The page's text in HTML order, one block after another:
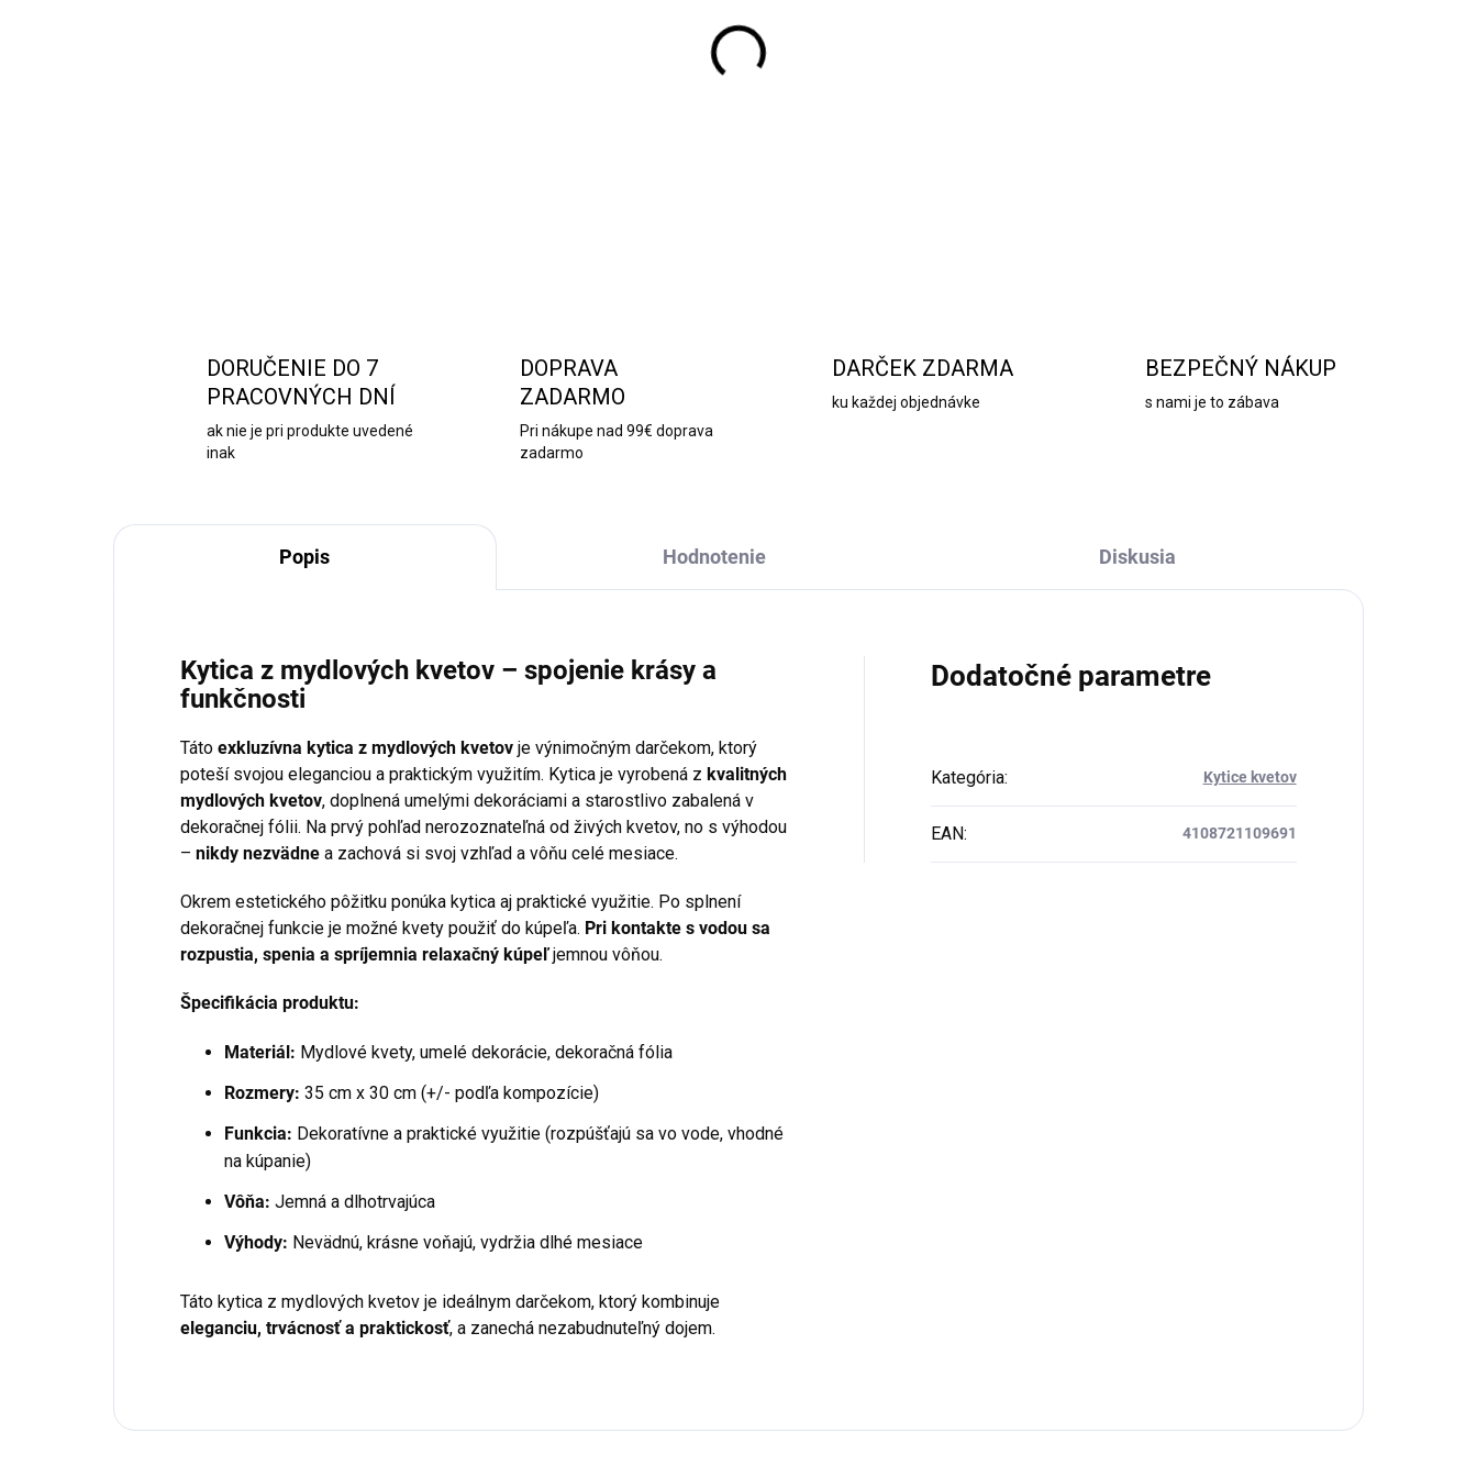
DORUČENIE DO 7
PRACOVNÝCH DNÍ
ak nie je pri produkte uvedené
inak
DOPRAVA
ZADARMO
Pri nákupe nad 99€ doprava
zadarmo
DARČEK ZDARMA
ku každej objednávke
BEZPEČNÝ NÁKUP
s nami je to zábava
Popis Hodnotenie Diskusia
Kytica z mydlových kvetov – spojenie krásy a
funkčnosti
Táto exkluzívna kytica z mydlových kvetov je výnimočným darčekom, ktorý
poteší svojou eleganciou a praktickým využitím. Kytica je vyrobená z kvalitných
mydlových kvetov, doplnená umelými dekoráciami a starostlivo zabalená v
dekoračnej fólii. Na prvý pohľad nerozoznateľná od živých kvetov, no s výhodou
– nikdy nezvädne a zachová si svoj vzhľad a vôňu celé mesiace.
Okrem estetického pôžitku ponúka kytica aj praktické využitie. Po splnení
dekoračnej funkcie je možné kvety použiť do kúpeľa. Pri kontakte s vodou sa
rozpustia, spenia a spríjemnia relaxačný kúpeľjemnou vôňou.
Špecifikácia produktu:
Materiál: Mydlové kvety, umelé dekorácie, dekoračná fólia
Rozmery: 35 cm x 30 cm (+/- podľa kompozície)
Funkcia: Dekoratívne a praktické využitie (rozpúšťajú sa vo vode, vhodné
na kúpanie)
Vôňa: Jemná a dlhotrvajúca
Výhody: Nevädnú, krásne voňajú, vydržia dlhé mesiace
Táto kytica z mydlových kvetov je ideálnym darčekom, ktorý kombinuje
eleganciu, trvácnosť a praktickosť, a zanechá nezabudnuteľný dojem.
Dodatočné parametre
Kategória: Kytice kvetov
EAN: 4108721109691